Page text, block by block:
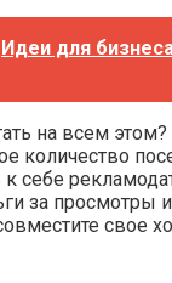
Идеи для
на всем
количество
себе
за просмотры
свое